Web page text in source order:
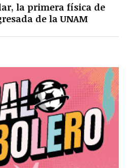
la primera física de
de la UNAM